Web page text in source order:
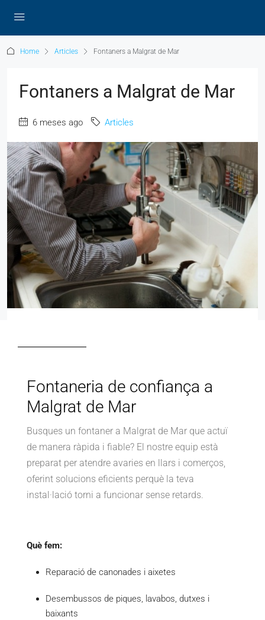
Home Articles Fontaners a Malgrat de Mar
Fontaners a Malgrat de Mar
6 meses ago Articles
Fontaneria de confiança a
Malgrat de Mar
Busques un fontaner a Malgrat de Mar que actuï
de manera ràpida i fiable? El nostre equip està
preparat per atendre avaries en llars i comerços,
oferint solucions eficients perquè la teva
instal·lació torni a funcionar sense retards.
Què fem:
Reparació de canonades i aixetes
Desembussos de piques, lavabos, dutxes i
baixants